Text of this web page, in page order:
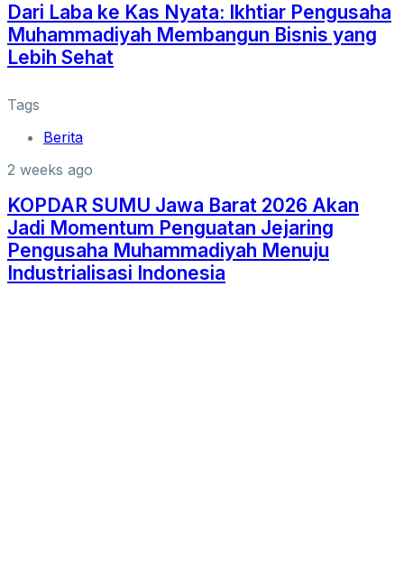
Dari Laba ke Kas Nyata: Ikhtiar Pengusaha
Muhammadiyah Membangun Bisnis yang
Lebih Sehat
Tags
Berita
2 weeks ago
KOPDAR SUMU Jawa Barat 2026 Akan
Jadi Momentum Penguatan Jejaring
Pengusaha Muhammadiyah Menuju
Industrialisasi Indonesia